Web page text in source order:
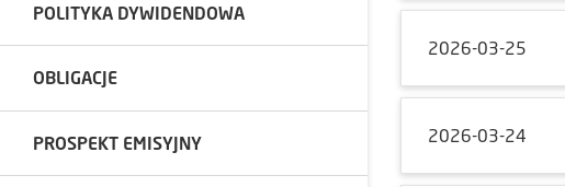
POLITYKA DYWIDENDOWA
OBLIGACJE
PROSPEKT EMISYJNY
2026-03-25
2026-03-24